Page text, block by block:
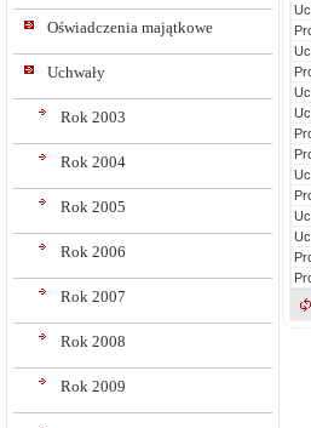
Oświadczenia majątkowe
Uchwały
Rok 2003
Rok 2004
Rok 2005
Rok 2006
Rok 2007
Rok 2008
Rok 2009